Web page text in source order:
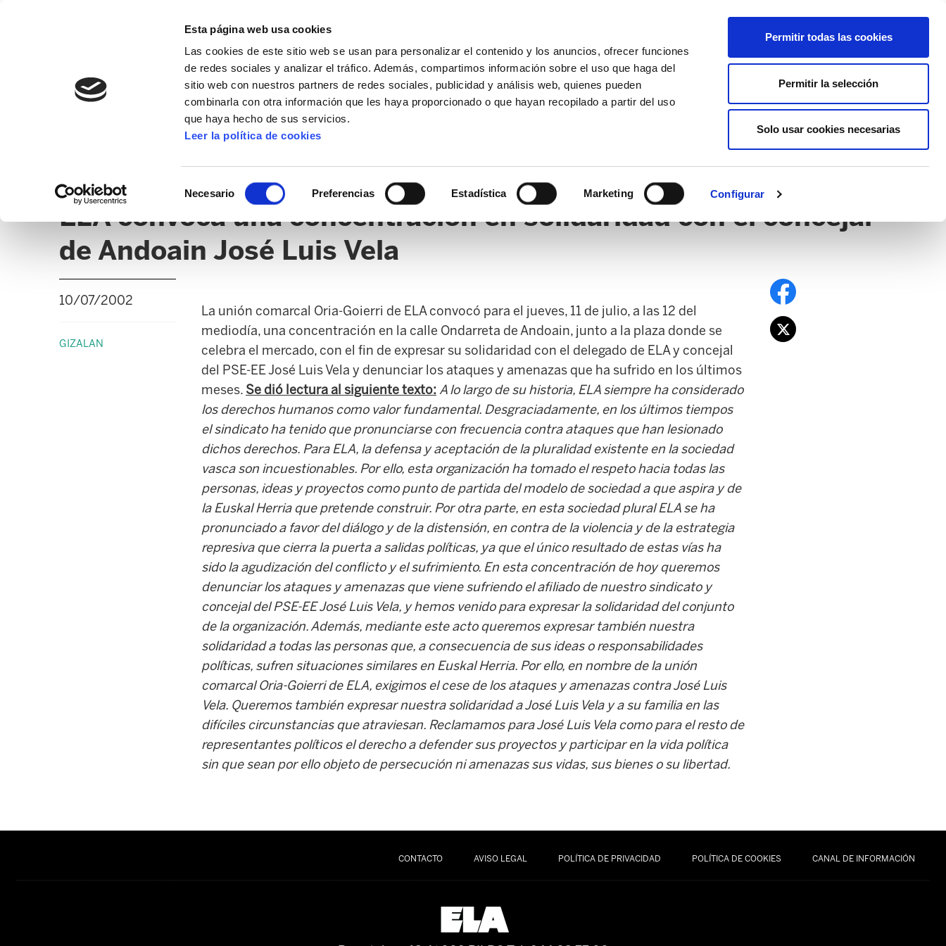
Esta página web usa cookies
Las cookies de este sitio web se usan para personalizar el contenido y los anuncios, ofrecer funciones
de redes sociales y analizar el tráfico. Además, compartimos información sobre el uso que haga del
sitio web con nuestros partners de redes sociales, publicidad y análisis web, quienes pueden
combinarla con otra información que les haya proporcionado o que hayan recopilado a partir del uso
que haya hecho de sus servicios.
Leer la política de cookies
Necesario Preferencias Estadística Marketing Configurar
Permitir todas las cookies
Permitir la selección
Solo usar cookies necesarias
AFÍLIATE
ELA convoca una concentración en solidaridad con el concejal
de Andoain José Luis Vela
10/07/2002
GIZALAN
La unión comarcal Oria-Goierri de ELA convocó para el jueves, 11 de julio, a las 12 del
mediodía, una concentración en la calle Ondarreta de Andoain, junto a la plaza donde se
celebra el mercado, con el fin de expresar su solidaridad con el delegado de ELA y concejal
del PSE-EE José Luis Vela y denunciar los ataques y amenazas que ha sufrido en los últimos
meses. Se dió lectura al siguiente texto:A lo largo de su historia, ELA siempre ha considerado
los derechos humanos como valor fundamental. Desgraciadamente, en los últimos tiempos
el sindicato ha tenido que pronunciarse con frecuencia contra ataques que han lesionado
dichos derechos. Para ELA, la defensa y aceptación de la pluralidad existente en la sociedad
vasca son incuestionables. Por ello, esta organización ha tomado el respeto hacia todas las
personas, ideas y proyectos como punto de partida del modelo de sociedad a que aspira y de
la Euskal Herria que pretende construir. Por otra parte, en esta sociedad plural ELA se ha
pronunciado a favor del diálogo y de la distensión, en contra de la violencia y de la estrategia
represiva que cierra la puerta a salidas políticas, ya que el único resultado de estas vías ha
sido la agudización del conflicto y el sufrimiento. En esta concentración de hoy queremos
denunciar los ataques y amenazas que viene sufriendo el afiliado de nuestro sindicato y
concejal del PSE-EE José Luis Vela, y hemos venido para expresar la solidaridad del conjunto
de la organización. Además, mediante este acto queremos expresar también nuestra
solidaridad a todas las personas que, a consecuencia de sus ideas o responsabilidades
políticas, sufren situaciones similares en Euskal Herria. Por ello, en nombre de la unión
comarcal Oria-Goierri de ELA, exigimos el cese de los ataques y amenazas contra José Luis
Vela. Queremos también expresar nuestra solidaridad a José Luis Vela y a su familia en las
difíciles circunstancias que atraviesan. Reclamamos para José Luis Vela como para el resto de
representantes políticos el derecho a defender sus proyectos y participar en la vida política
sin que sean por ello objeto de persecución ni amenazas sus vidas, sus bienes o su libertad.
CONTACTO AVISO LEGAL POLÍTICA DE PRIVACIDAD POLÍTICA DE COOKIES CANAL DE INFORMACIÓN